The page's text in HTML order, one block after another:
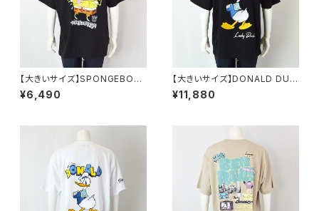
【大きいサイズ】SPONGEBOB
天竺プリント半袖Tシャツ｜メン
ズ 1278-6505 ブラック
¥6,490
【大きいサイズ】DONALD DUC
K半袖Tシャツ｜メンズ 1278-6
545 ブラック
¥11,880